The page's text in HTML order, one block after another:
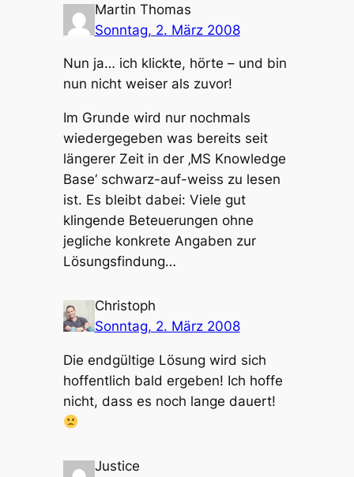
Martin Thomas
Sonntag, 2. März 2008
Nun ja… ich klickte, hörte – und bin
nun nicht weiser als zuvor!
Im Grunde wird nur nochmals
wiedergegeben was bereits seit
längerer Zeit in der ‚MS Knowledge
Base‘ schwarz-auf-weiss zu lesen
ist. Es bleibt dabei: Viele gut
klingende Beteuerungen ohne
jegliche konkrete Angaben zur
Lösungsfindung…
Christoph
Sonntag, 2. März 2008
Die endgültige Lösung wird sich
hoffentlich bald ergeben! Ich hoffe
nicht, dass es noch lange dauert!
Justice